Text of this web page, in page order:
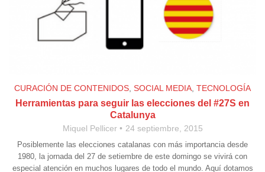
CURACIÓN DE CONTENIDOS SOCIAL MEDIA TECNOLOGÍA
Herramientas para seguir las elecciones del #27S en
Catalunya
Miquel Pellicer 24 septiembre, 2015
Posiblemente las elecciones catalanas con más importancia desde
1980, la jornada del 27 de setiembre de este domingo se vivirá con
especial atención en muchos lugares de todo el mundo. Aquí dotamos